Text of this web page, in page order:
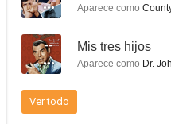
Aparece como
-- Mis tres hijos
Aparece como Dr.
Ver todo